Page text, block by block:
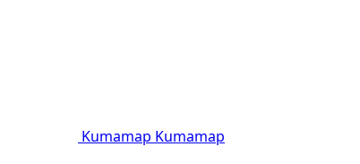
Kumamap Kumamap